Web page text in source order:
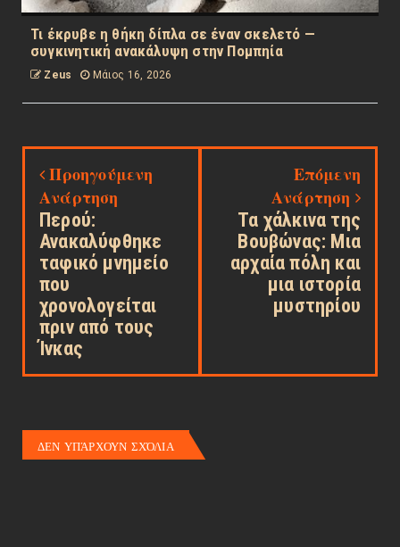
Τι έκρυβε η θήκη δίπλα σε έναν σκελετό —
συγκινητική ανακάλυψη στην Πομπηία
Zeus Μάιος 16, 2026
Προηγούμενη
Ανάρτηση
Περού:
Ανακαλύφθηκε
ταφικό μνημείο
που
χρονολογείται
πριν από τους
Ίνκας
Επόμενη
Ανάρτηση
Τα χάλκινα της
Βουβώνας: Μια
αρχαία πόλη και
μια ιστορία
μυστηρίου
ΔΕΝ ΥΠΆΡΧΟΥΝ ΣΧΌΛΙΑ